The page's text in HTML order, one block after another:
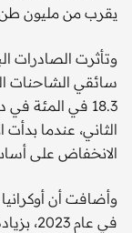
يقرب من مليون
وتأثرت الصادرات
سائقي الشاحنات
18.3 في المئة
الثاني، عندما
الانخفاض على أساس
في عام 2023، بزيادة 112 ألف طن عن عام 2022.